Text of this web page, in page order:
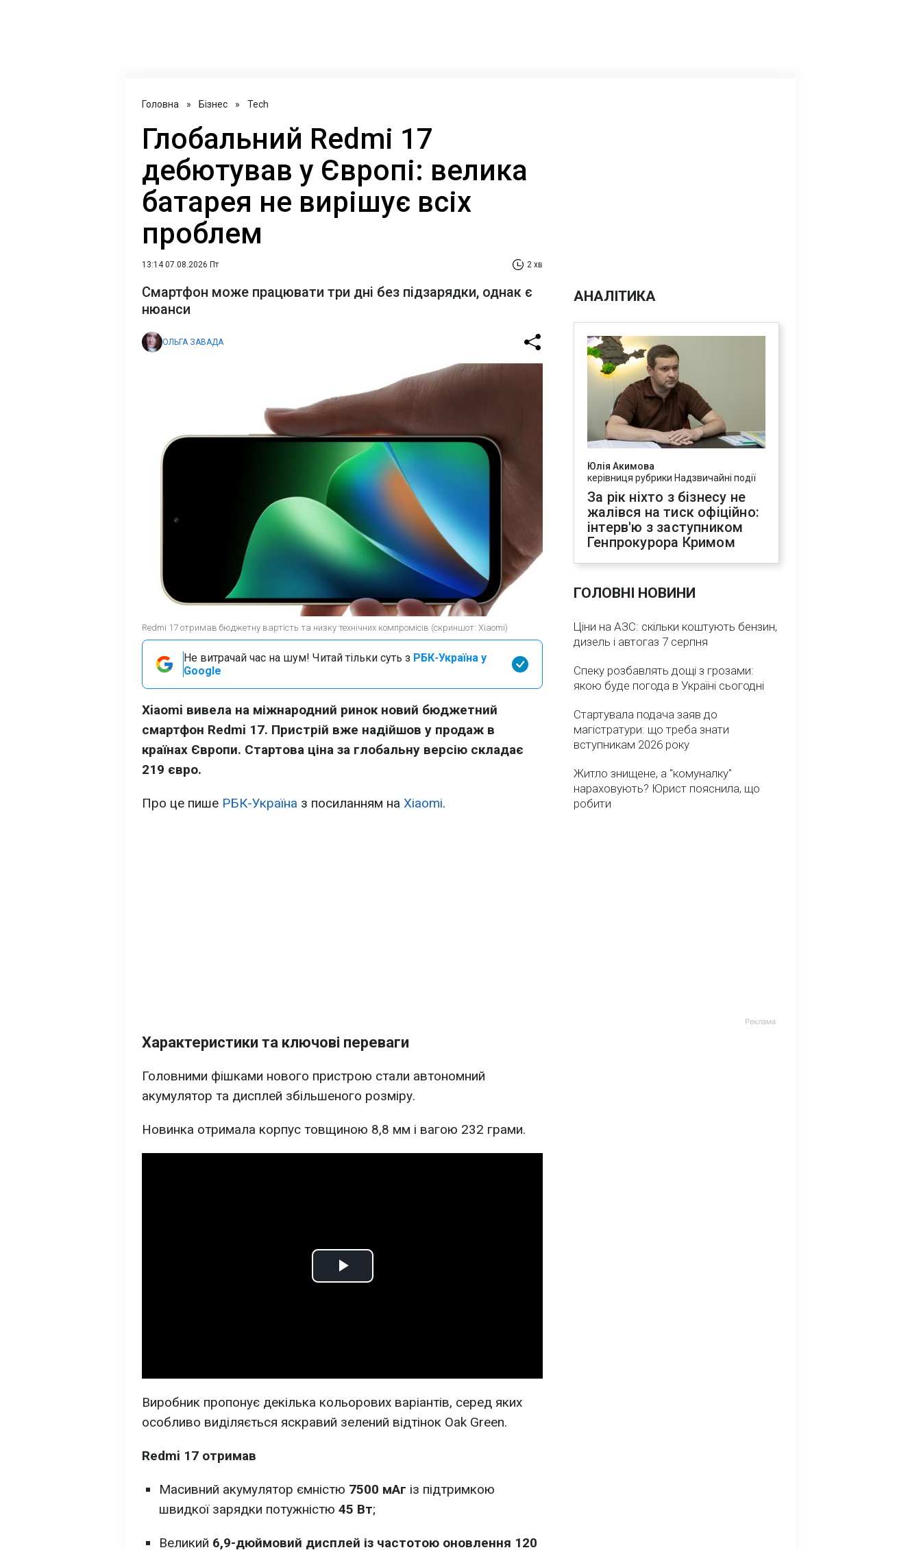
Головна » Бізнес » Tech
Глобальний Redmi 17
дебютував у Європі: велика
батарея не вирішує всіх
проблем
13:14 07.08.2026 Пт 2 хв
Смартфон може працювати три дні без підзарядки, однак є
нюанси
ОЛЬГА ЗАВАДА
Redmi 17 отримав бюджетну вартість та низку технічних компромісів (скриншот: Xiaomi)
Не витрачай час на шум! Читай тільки суть з РБК-Україна у
Google
Xiaomi вивела на міжнародний ринок новий бюджетний
смартфон Redmi 17. Пристрій вже надійшов у продаж в
країнах Європи. Стартова ціна за глобальну версію складає
219 євро.
Про це пише РБК-Україна з посиланням на Xiaomi.
Характеристики та ключові переваги
Головними фішками нового пристрою стали автономний
акумулятор та дисплей збільшеного розміру.
Новинка отримала корпус товщиною 8,8 мм і вагою 232 грами.
Play
Виробник пропонує декілька кольорових варіантів, серед яких
особливо виділяється яскравий зелений відтінок Oak Green.
Redmi 17 отримав
Масивний акумулятор ємністю 7500 мАг із підтримкою
швидкої зарядки потужністю 45 Вт;
Великий 6,9-дюймовий дисплей із частотою оновлення 120
АНАЛІТИКА
Юлія Акимова
керівниця рубрики Надзвичайні події
За рік ніхто з бізнесу не
жалівся на тиск офіційно:
інтерв'ю з заступником
Генпрокурора Кримом
ГОЛОВНІ НОВИНИ
Ціни на АЗС: скільки коштують бензин,
дизель і автогаз 7 серпня
Спеку розбавлять дощі з грозами:
якою буде погода в Україні сьогодні
Стартувала подача заяв до
магістратури: що треба знати
вступникам 2026 року
Житло знищене, а "комуналку"
нараховують? Юрист пояснила, що
робити